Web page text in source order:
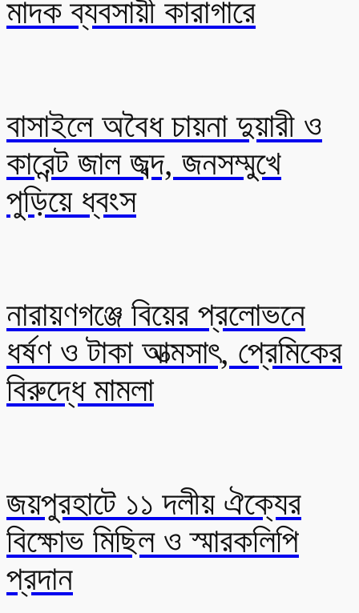
মাদক ব্যবসায়ী কারাগারে
বাসাইলে অবৈধ চায়না দুয়ারী ও
কারেন্ট জাল জব্দ, জনসম্মুখে
পুড়িয়ে ধ্বংস
নারায়ণগঞ্জে বিয়ের প্রলোভনে
ধর্ষণ ও টাকা আত্মসাৎ, প্রেমিকের
বিরুদ্ধে মামলা
জয়পুরহাটে ১১ দলীয় ঐক্যের
বিক্ষোভ মিছিল ও স্মারকলিপি
প্রদান